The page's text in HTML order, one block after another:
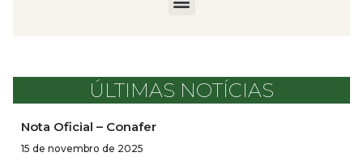
ÚLTIMAS NOTÍCIAS
Nota Oficial – Conafer
15 de novembro de 2025